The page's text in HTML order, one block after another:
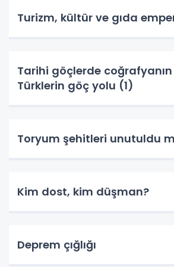
Turizm, kültür ve gıda
Tarihi göçlerde
Türklerin göç yolu (1)
Toryum şehitleri unutuldu
Kim dost, kim düşman?
Deprem çığlığı